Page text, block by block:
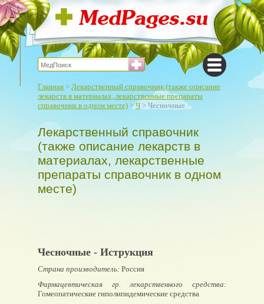
Главная > Лекарственный справочник (также описание
лекарств в материалах, лекарственные препараты
справочник в одном месте) >Ч > Чесночные
Лекарственный справочник
(также описание лекарств в
материалах, лекарственные
препараты справочник в одном
месте)
Чесночные - Иструкция
Страна производитель: Россия
Фармацевтическая гр. лекарственного средства:
Гомеопатические гиполипидемические средства